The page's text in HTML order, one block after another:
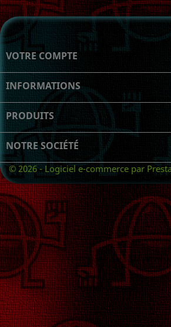
VOTRE COMPTE
INFORMATIONS
PRODUITS
NOTRE SOCIÉTÉ
© 2026 - Logiciel e-commerce par